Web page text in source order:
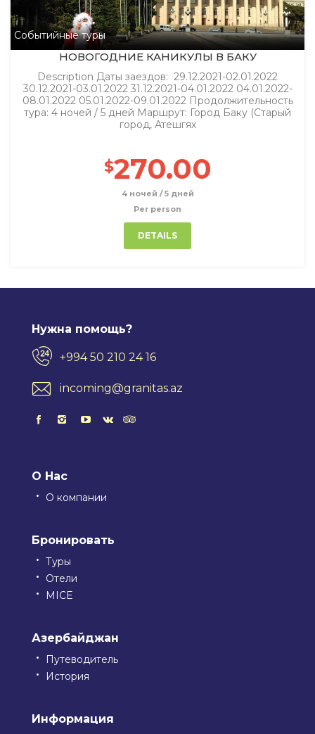
Событийные туры
НОВОГОДНИЕ КАНИКУЛЫ В БАКУ
Description Даты заездов: 29.12.2021-02.01.2022
30.12.2021-03.01.2022 31.12.2021-04.01.2022 04.01.2022-
08.01.2022 05.01.2022-09.01.2022 Продолжительность
тура: 4 ночей / 5 дней Маршрут: Город Баку (Старый
город, Атешгях
$270.00
4 ночей / 5 дней
Per person
DETAILS
Нужна помощь?
+994 50 210 24 16
incoming@granitas.az
О Нас
О компании
Бронировать
Туры
Отели
MICE
Азербайджан
Путеводитель
История
Информация